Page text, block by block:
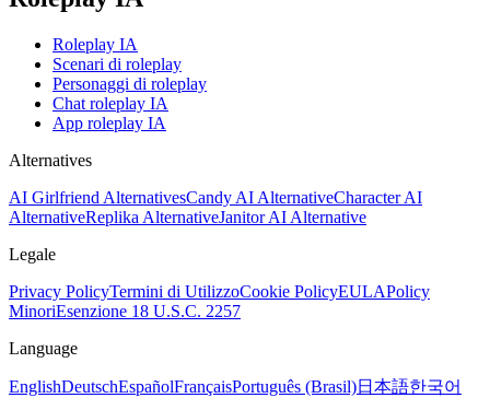
Roleplay IA
Scenari di roleplay
Personaggi di roleplay
Chat roleplay IA
App roleplay IA
Alternatives
AI Girlfriend AlternativesCandy AI AlternativeCharacter AI
AlternativeReplika AlternativeJanitor AI Alternative
Legale
Privacy PolicyTermini di UtilizzoCookie PolicyEULAPolicy
MinoriEsenzione 18 U.S.C. 2257
Language
EnglishDeutschEspañolFrançaisPortuguês (Brasil)日本語한국어